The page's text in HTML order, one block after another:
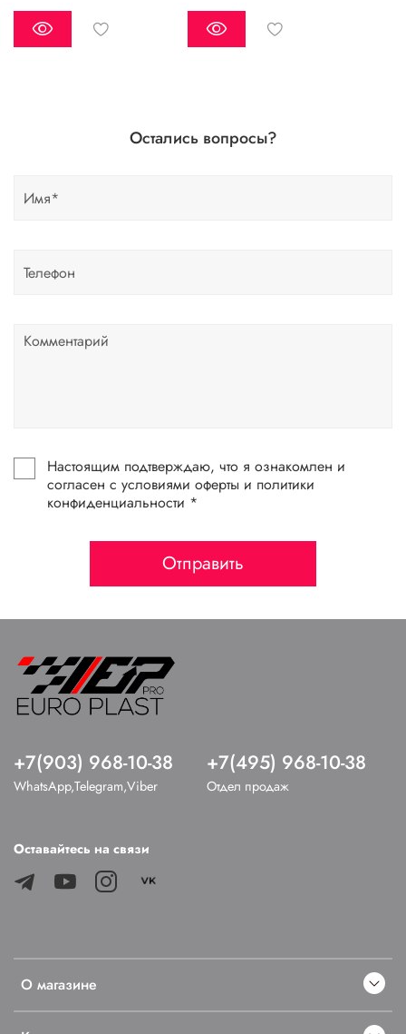
Остались вопросы?
Настоящим подтверждаю, что я ознакомлен и
согласен с условиями оферты и политики
конфиденциальности *
Отправить
О магазине
+7(903) 968-10-38
WhatsApp,Telegram,Viber
+7(495) 968-10-38
Отдел продаж
Оставайтесь на связи